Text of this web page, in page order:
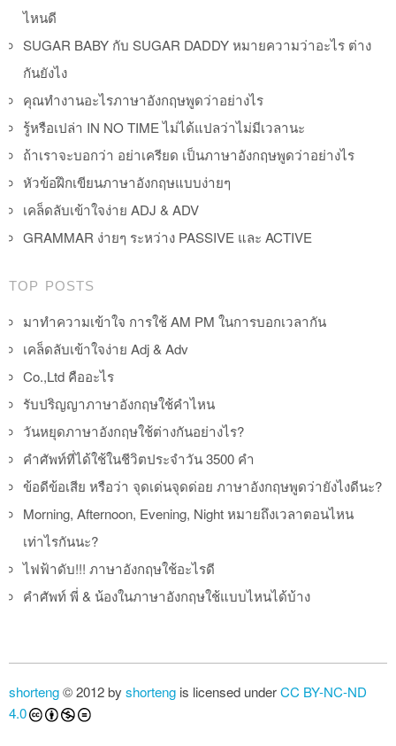
ไหนดี
SUGAR BABY กับ SUGAR DADDY หมายความว่าอะไร ต่าง
กันยังไง
คุณทำงานอะไรภาษาอังกฤษพูดว่าอย่างไร
รู้หรือเปล่า IN NO TIME ไม่ได้แปลว่าไม่มีเวลานะ
ถ้าเราจะบอกว่า อย่าเครียด เป็นภาษาอังกฤษพูดว่าอย่างไร
หัวข้อฝึกเขียนภาษาอังกฤษแบบง่ายๆ
เคล็ดลับเข้าใจง่าย ADJ & ADV
GRAMMAR ง่ายๆ ระหว่าง PASSIVE และ ACTIVE
TOP POSTS
มาทำความเข้าใจ การใช้ AM PM ในการบอกเวลากัน
เคล็ดลับเข้าใจง่าย Adj & Adv
Co.,Ltd คืออะไร
รับปริญญาภาษาอังกฤษใช้คำไหน
วันหยุดภาษาอังกฤษใช้ต่างกันอย่างไร?
คำศัพท์ที่ได้ใช้ในชีวิตประจำวัน 3500 คำ
ข้อดีข้อเสีย หรือว่า จุดเด่นจุดด่อย ภาษาอังกฤษพูดว่ายังไงดีนะ?
Morning, Afternoon, Evening, Night หมายถึงเวลาตอนไหน
เท่าไรกันนะ?
ไฟฟ้าดับ!!! ภาษาอังกฤษใช้อะไรดี
คำศัพท์ พี่ & น้องในภาษาอังกฤษใช้แบบไหนได้บ้าง
shorteng© 2012 by shorteng is licensed underCC BY-NC-ND
4.0